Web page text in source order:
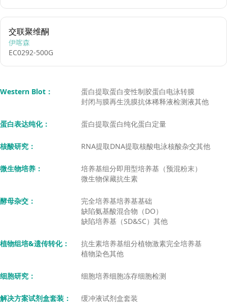
交联聚维酮
伊喀森
EC0292-500G
Western Blot ： 蛋白提取蛋白变性制胶蛋白电泳转膜
封闭与膜再生洗膜抗体稀释液检测液其他
蛋白表达纯化： 蛋白提取蛋白纯化蛋白定量
核酸研究 ： RNA提取DNA提取核酸电泳核酸杂交其他
微生物培养 ： 培养基组分即用型培养基（预混粉末）
微生物保藏抗生素
酵母杂交 ： 完全培养基培养基基础
缺陷氨基酸混合物（DO）
缺陷培养基（SD&SC） 其他
植物组培&遗传转化： 抗生素培养基组分植物激素完全培养基
植物染色其他
细胞研究 ： 细胞培养细胞冻存细胞检测
解决方案试剂盒套装 ： 缓冲液试剂盒套装